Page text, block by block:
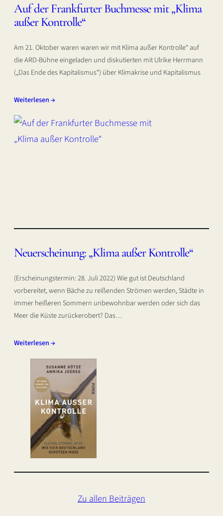
Auf der Frankfurter Buchmesse mit „Klima
außer Kontrolle“
Am 21. Oktober waren waren wir mit Klima außer Kontrolle“ auf
die ARD-Bühne eingeladen und diskutierten mit Ulrike Herrmann
(„Das Ende des Kapitalismus“) über Klimakrise und Kapitalismus
Weiterlesen →
Neuerscheinung: „Klima außer Kontrolle“
(Erscheinungstermin: 28. Juli 2022) Wie gut ist Deutschland
vorbereitet, wenn Bäche zu reißenden Strömen werden, Städte in
immer heißeren Sommern unbewohnbar werden oder sich das
Meer die Küste zurückerobert? Das…
Weiterlesen →
Zu allen Beiträgen